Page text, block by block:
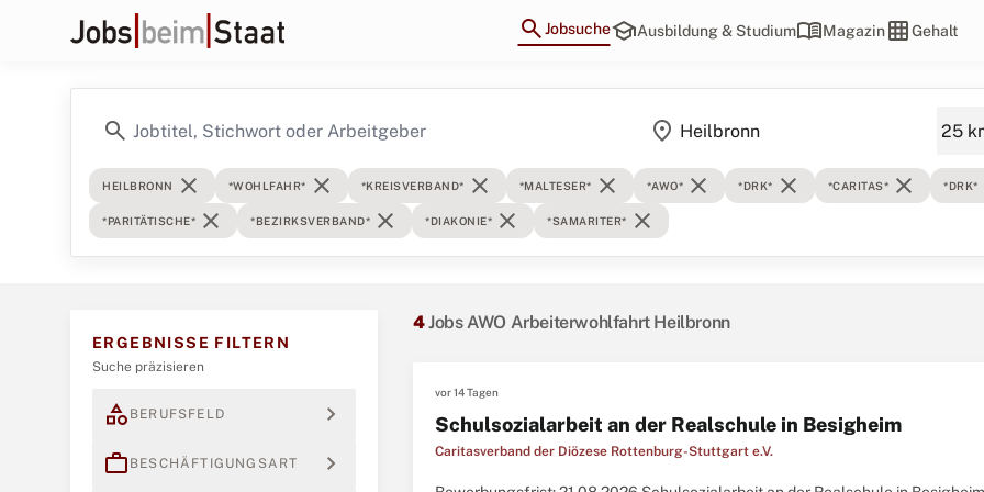
searchJobsucheschoolAusbildung & Studiummenu_bookMagazingrid_onGehalt
search location_on
HEILBRONN close *WOHLFAHR* close *KREISVERBAND* close *MALTESER* close *AWO* close *DRK* close *CARITAS* close *DRK*
*PARITÄTISCHE* close *BEZIRKSVERBAND* close *DIAKONIE* close *SAMARITER* close
ERGEBNISSE FILTERN
Suche präzisieren
category BERUFSFELD expand_more
work BESCHÄFTIGUNGSART expand_more
4Jobs AWO Arbeiterwohlfahrt Heilbronn
vor 14 Tagen
Schulsozialarbeit an der Realschule in Besigheim
Caritasverband der Diözese Rottenburg-Stuttgart e.V.